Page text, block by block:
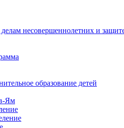
несовершеннолетних и
образование детей
Ям